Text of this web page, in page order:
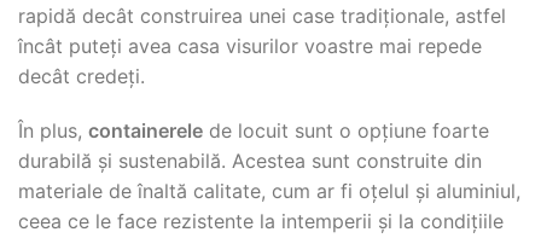
rapidă decât construirea unei case tradiționale, astfel
încât puteți avea casa visurilor voastre mai repede
decât credeți.
În plus, containerele de locuit sunt o opțiune foarte
durabilă și sustenabilă. Acestea sunt construite din
materiale de înaltă calitate, cum ar fi oțelul și aluminiul,
ceea ce le face rezistente la intemperii și la condițiile